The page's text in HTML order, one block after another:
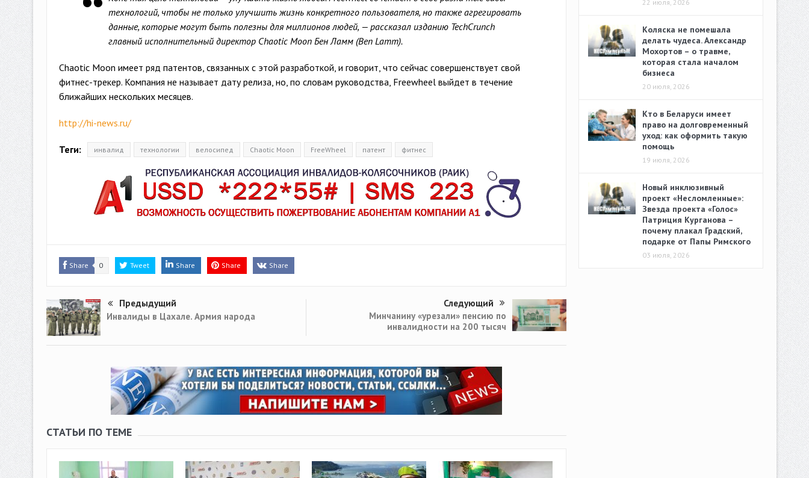
технологий, чтобы не только улучшить жизнь конкретного пользователя, но также агрегировать
данные, которые могут быть полезны для миллионов людей, — рассказал изданию TechCrunch
главный исполнительный директор Chaotic Moon Бен Ламм (Ben Lamm).
Chaotic Moon имеет ряд патентов, связанных с этой разработкой, и говорит, что сейчас совершенствует свой
фитнес-трекер. Компания не называет дату релиза, но, по словам руководства, Freewheel выйдет в течение
ближайших нескольких месяцев.
http://hi-news.ru/
Теги: инвалид технологии велосипед Chaotic Moon FreeWheel патент фитнес
Share 0 Tweet Share Share Share
Предыдущий
Инвалиды в Цахале. Армия народа
Следующий
Минчанину «урезали» пенсию по
инвалидности на 200 тысяч
СТАТЬИ ПО ТЕМЕ
22 июля, 2026
Коляска не помешала
делать чудеса. Александр
Мохортов – о травме,
которая стала началом
бизнеса
20 июля, 2026
Кто в Беларуси имеет
право на долговременный
уход: как оформить такую
помощь
19 июля, 2026
Новый инклюзивный
проект «Несломленные»:
Звезда проекта «Голос»
Патриция Курганова –
почему плакал Градский,
подарке от Папы Римского
03 июля, 2026